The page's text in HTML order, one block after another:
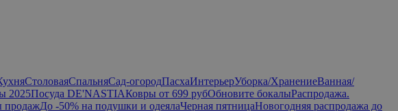
СтоловаяСпальняСад-огородПасхаИнтерьерУборка/ХранениеВанная/
2025Посуда DE'NASTIAКовры от 699 рубОбновите бокалыРаспродажа.
продажДо -50% на подушки и одеялаЧерная пятницаНовогодняя распродажа до